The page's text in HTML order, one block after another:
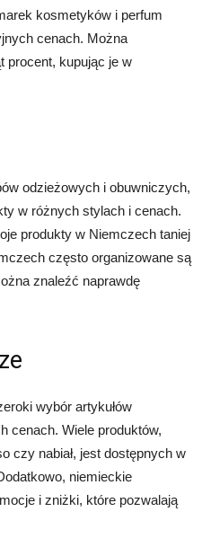
kosmetyków i perfum
cenach. Można
procent, kupując je w
odzieżowych i obuwniczych,
w różnych stylach i cenach.
produkty w Niemczech taniej
często organizowane są
znaleźć naprawdę
wybór artykułów
cenach. Wiele produktów,
czy nabiał, jest dostępnych w
niemieckie
i zniżki, które pozwalają